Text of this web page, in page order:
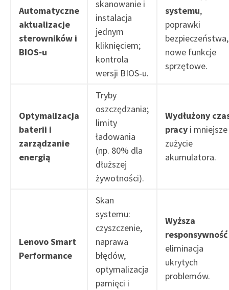
Automatyczne
aktualizacje
sterowników i
BIOS‑u
skanowanie i
instalacja
jednym
kliknięciem;
kontrola
wersji BIOS‑u.
systemu,
poprawki
bezpieczeństwa,
nowe funkcje
sprzętowe.
Optymalizacja
baterii i
zarządzanie
energią
Tryby
oszczędzania;
limity
ładowania
(np. 80% dla
dłuższej
żywotności).
Wydłużony
pracy i mniejsze
zużycie
akumulatora.
Lenovo Smart
Performance
Skan
systemu:
czyszczenie,
naprawa
błędów,
optymalizacja
pamięci i
Wyższa
responsywność
eliminacja
ukrytych
problemów.